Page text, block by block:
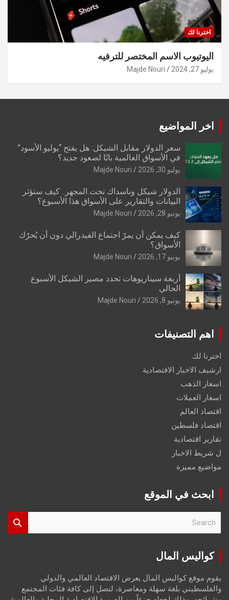
اخترنا لك
اليوتيوب الاسم المختصر للترفيه
يوليو 27, 2024 Majde Nouri
اخر المواضيع
سعر الدولار مقابل الشيكل: هل يفتح “يوليو الأسود”
في الأسواق العالمية بابًا لصعود جديد؟
يوليو 30, 2026 Majde Nouri
الدولار شيكل وناسداك تحت المجهر.. كيف ستؤثر
البيانات والتقارير على الأسواق هذا الأسبوع؟
يونيو 28, 2026 Majde Nouri
كيف يمكن أن يمرّ اجتماع الفيدرالي دون أن يُحرّك
الأسواق؟
يونيو 17, 2026 Majde Nouri
أربعة سيناريوهات تحدد مصير الشيكل الأسبوع
الحالي
يونيو 8, 2026 Majde Nouri
اهم التصنيفات
اخترنا لك
ارشيف الاخبار الاقتصادية
اسعار الذهب
اسعار العملات
اقتصاد العالم
اقتصاد فلسطين
تقارير اقتصادية
ل شريط الاخبار
مواضيع مميزة
ابحث في الموقع
r
كواليس المال
يقوم موقع كواليس المال بعرض الاقتصاد العالمي والدولي
والفلسطيني بلغة سهلة ومعاصرة، لتصل إلى كافة فئات المجتمع